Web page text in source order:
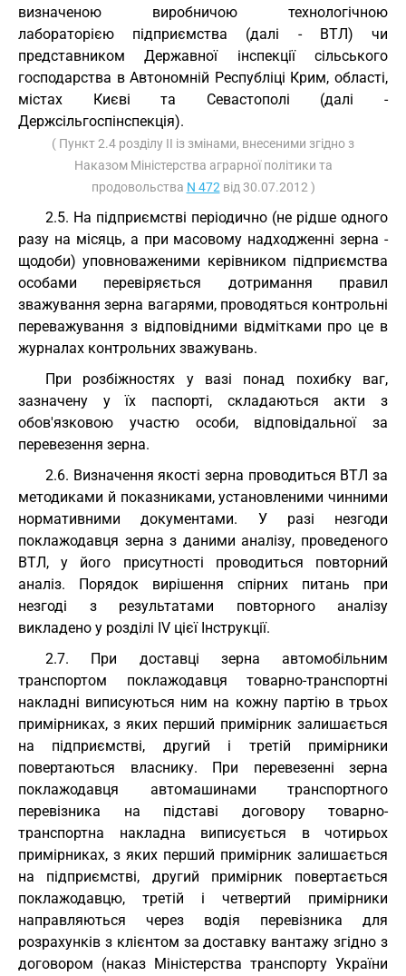
визначеною виробничою технологічною
лабораторією підприємства (далі - ВТЛ) чи
представником Державної інспекції сільського
господарства в Автономній Республіці Крим, області,
містах Києві та Севастополі (далі -
Держсільгоспінспекція).
( Пункт 2.4 розділу II із змінами, внесеними згідно з
Наказом Міністерства аграрної політики та
продовольства N 472 від 30.07.2012 )
2.5. На підприємстві періодично (не рідше одного
разу на місяць, а при масовому надходженні зерна -
щодоби) уповноваженими керівником підприємства
особами перевіряється дотримання правил
зважування зерна вагарями, проводяться контрольні
переважування з відповідними відмітками про це в
журналах контрольних зважувань.
При розбіжностях у вазі понад похибку ваг,
зазначену у їх паспорті, складаються акти з
обов'язковою участю особи, відповідальної за
перевезення зерна.
2.6. Визначення якості зерна проводиться ВТЛ за
методиками й показниками, установленими чинними
нормативними документами. У разі незгоди
поклажодавця зерна з даними аналізу, проведеного
ВТЛ, у його присутності проводиться повторний
аналіз. Порядок вирішення спірних питань при
незгоді з результатами повторного аналізу
викладено у розділі IV цієї Інструкції.
2.7. При доставці зерна автомобільним
транспортом поклажодавця товарно-транспортні
накладні виписуються ним на кожну партію в трьох
примірниках, з яких перший примірник залишається
на підприємстві, другий і третій примірники
повертаються власнику. При перевезенні зерна
поклажодавця автомашинами транспортного
перевізника на підставі договору товарно-
транспортна накладна виписується в чотирьох
примірниках, з яких перший примірник залишається
на підприємстві, другий примірник повертається
поклажодавцю, третій і четвертий примірники
направляються через водія перевізника для
розрахунків з клієнтом за доставку вантажу згідно з
договором (наказ Міністерства транспорту України